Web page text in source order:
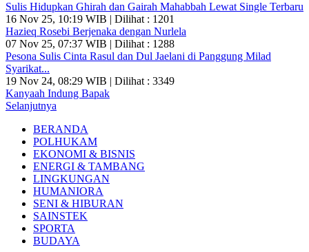
Sulis Hidupkan Ghirah dan Gairah Mahabbah Lewat Single Terbaru
16 Nov 25, 10:19 WIB | Dilihat : 1201
Hazieq Rosebi Berjenaka dengan Nurlela
07 Nov 25, 07:37 WIB | Dilihat : 1288
Pesona Sulis Cinta Rasul dan Dul Jaelani di Panggung Milad
Syarikat...
19 Nov 24, 08:29 WIB | Dilihat : 3349
Kanyaah Indung Bapak
Selanjutnya
BERANDA
POLHUKAM
EKONOMI & BISNIS
ENERGI & TAMBANG
LINGKUNGAN
HUMANIORA
SENI & HIBURAN
SAINSTEK
SPORTA
BUDAYA